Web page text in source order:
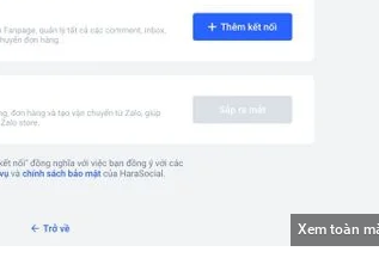
Xem toàn